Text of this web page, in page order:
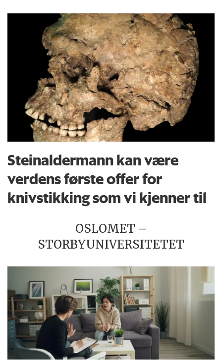
Steinaldermann kan være
verdens første offer for
knivstikking som vi kjenner til
OSLOMET –
STORBYUNIVERSITETET